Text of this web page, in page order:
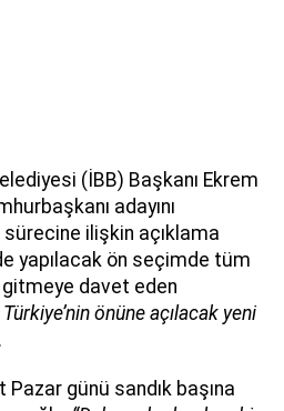
(İBB) Başkanı Ekrem
adayını
ilişkin açıklama
yapılacak ön seçimde tüm
gitmeye davet eden
Türkiye’nin önüne açılacak yeni
günü sandık başına